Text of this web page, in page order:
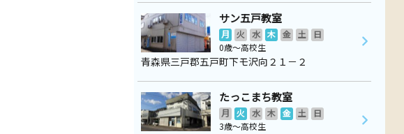
サン五戸教室
月 火 水 木 金 土
日
0歳～高校生
青森県三戸郡五戸町下モ沢向２１－２
たっこまち教室
月 火 水 木 金 土
日
3歳～高校生